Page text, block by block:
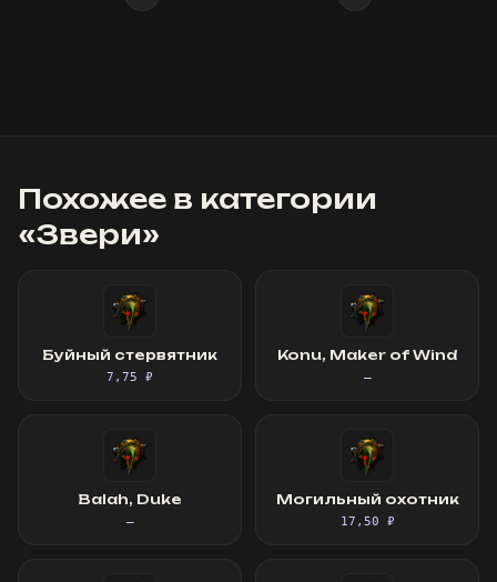
Похожее в категории
«Звери»
Буйный стервятник
7,75 ₽
Konu, Maker of Wind
—
Balah, Duke
—
Могильный охотник
17,50 ₽